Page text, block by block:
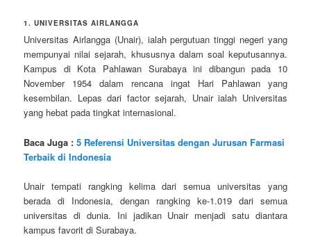
1. UNIVERSITAS AIRLANGGA
Universitas Airlangga (Unair), ialah pergutuan tinggi negeri yang
mempunyai nilai sejarah, khususnya dalam soal keputusannya.
Kampus di Kota Pahlawan Surabaya ini dibangun pada 10
November 1954 dalam rencana ingat Hari Pahlawan yang
kesembilan. Lepas dari factor sejarah, Unair ialah Universitas
yang hebat pada tingkat internasional.
Baca Juga :5 Referensi Universitas dengan Jurusan Farmasi
Terbaik di Indonesia
Unair tempati rangking kelima dari semua universitas yang
berada di Indonesia, dengan rangking ke-1.019 dari semua
universitas di dunia. Ini jadikan Unair menjadi satu diantara
kampus favorit di Surabaya.